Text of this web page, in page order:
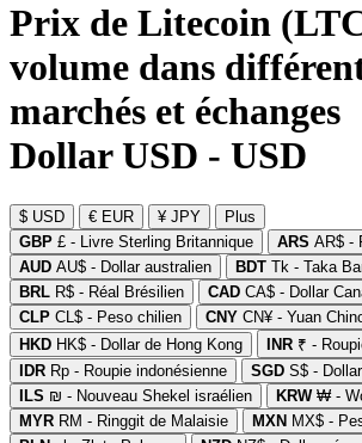
Prix de Litecoin
volume dans
marchés et échanges
Dollar USD - USD
$ USD € EUR ¥ JPY
Plus
GBP £ - Livre Sterling Britannique ARS AR$ -
AUD AU$ - Dollar australien BDT Tk - Taka
BRL R$ - Réal Brésilien CAD CA$ - Dollar
CLP CL$ - Peso chilien CNY CN¥ - Yuan
HKD HK$ - Dollar de Hong Kong INR ₹ -
IDR Rp - Roupie indonésienne SGD S$ -
ILS ₪ - Nouveau Shekel israélien KRW₩ -
MYR RM - Ringgit de Malaisie MXN MX$ -